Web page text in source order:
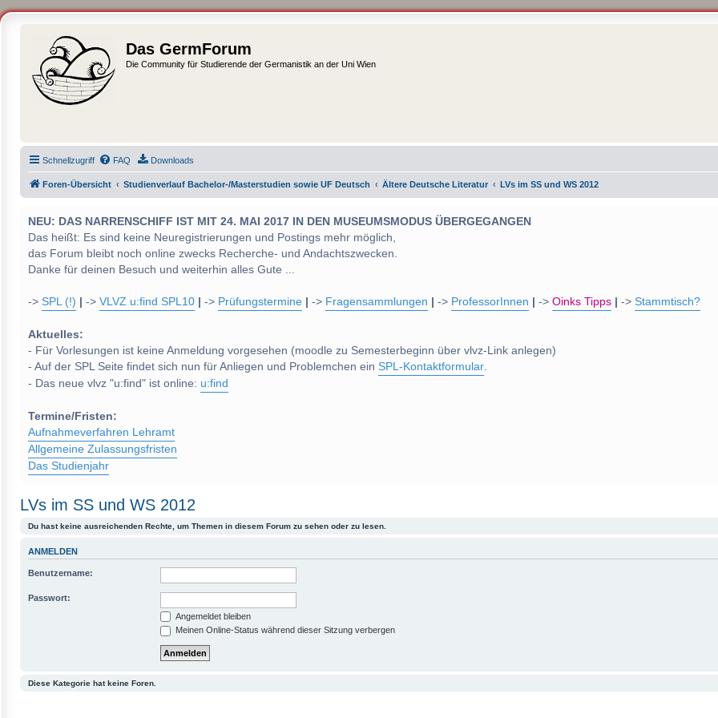
Das GermForum
Die Community für Studierende der Germanistik an der Uni Wien
Schnellzugriff FAQ Downloads
Foren-Übersicht Studienverlauf Bachelor-/Masterstudien sowie UF Deutsch Ältere Deutsche Literatur LVs im SS und WS 2012
NEU: DAS NARRENSCHIFF IST MIT 24. MAI 2017 IN DEN MUSEUMSMODUS ÜBERGEGANGEN
Das heißt: Es sind keine Neuregistrierungen und Postings mehr möglich,
das Forum bleibt noch online zwecks Recherche- und Andachtszwecken.
Danke für deinen Besuch und weiterhin alles Gute ...
-> SPL (!) -> VLVZ u:find SPL10 -> Prüfungstermine -> Fragensammlungen -> ProfessorInnen -> Oinks Tipps -> Stammtisch?
Aktuelles:
- Für Vorlesungen ist keine Anmeldung vorgesehen (moodle zu Semesterbeginn über vlvz-Link anlegen)
- Auf der SPL Seite findet sich nun für Anliegen und Problemchen ein SPL-Kontaktformular.
- Das neue vlvz "u:find" ist online: u:find
Termine/Fristen:
Aufnahmeverfahren Lehramt
Allgemeine Zulassungsfristen
Das Studienjahr
LVs im SS und WS 2012
Du hast keine ausreichenden Rechte, um Themen in diesem Forum zu sehen oder zu lesen.
ANMELDEN
Benutzername:
Passwort:
Angemeldet bleiben
Meinen Online-Status während dieser Sitzung verbergen
Diese Kategorie hat keine Foren.